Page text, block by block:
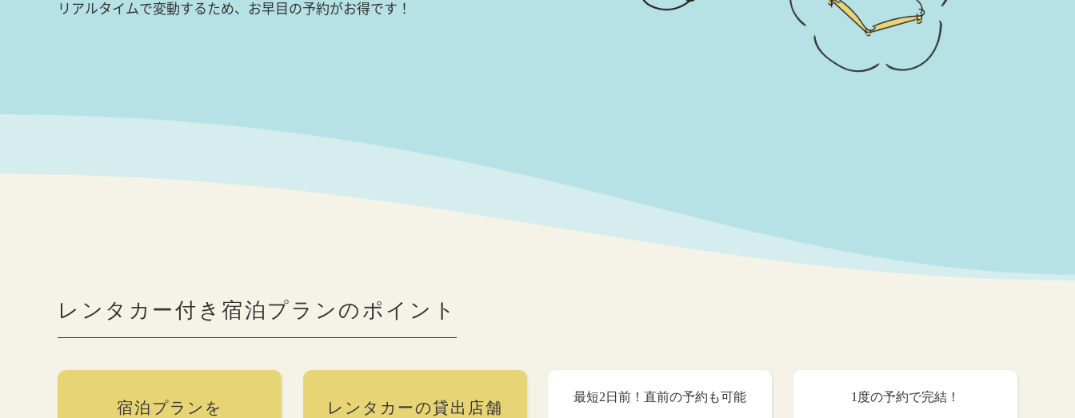
リアルタイムで変動するため、お早目の予約がお得です！
レンタカー付き宿泊プランのポイント
宿泊プランを
レンタカーの貸出店舗
最短2日前！直前の予約も可能 1度の予約で完結！